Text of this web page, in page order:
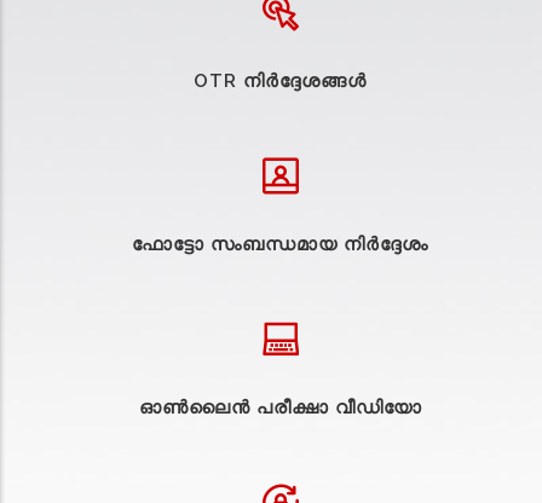
OTR നിർദ്ദേശങ്ങൾ
ഫോട്ടോ സംബന്ധമായ നിർദ്ദേശം
ഓൺലൈൻ പരീക്ഷാ വീഡിയോ